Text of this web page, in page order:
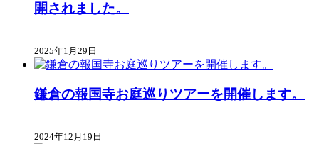
開されました。
2025年1月29日
鎌倉の報国寺お庭巡りツアーを開催します。
2024年12月19日